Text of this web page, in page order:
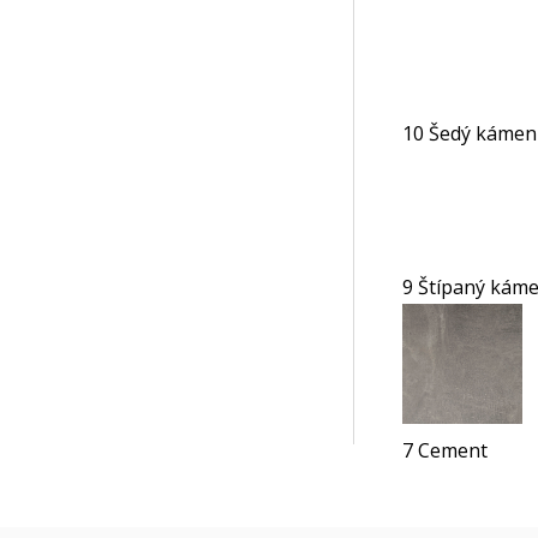
10 Šedý kámen
9 Štípaný
7 Cement